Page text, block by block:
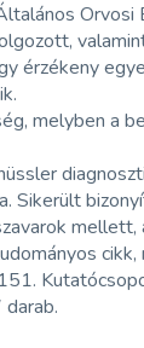
érzékeny
melyben a